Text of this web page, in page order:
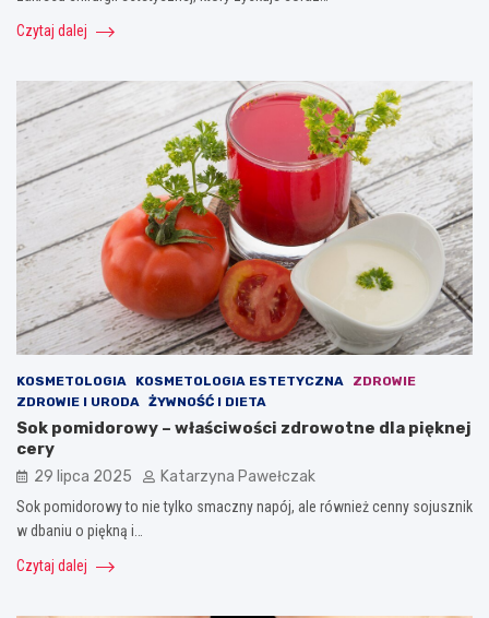
Czytaj dalej
KOSMETOLOGIA KOSMETOLOGIA ESTETYCZNA
ZDROWIE
ZDROWIE I URODA
ŻYWNOŚĆ I DIETA
Sok pomidorowy – właściwości zdrowotne dla pięknej
cery
29 lipca 2025 Katarzyna Pawełczak
Sok pomidorowy to nie tylko smaczny napój, ale również cenny sojusznik
w dbaniu o piękną i…
Czytaj dalej